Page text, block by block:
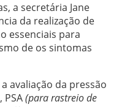
a secretária Jane
da realização de
essenciais para
de os sintomas
avaliação da pressão
(para rastreio de